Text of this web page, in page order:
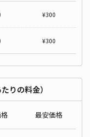
¥300
¥300
りの料金）
最安価格